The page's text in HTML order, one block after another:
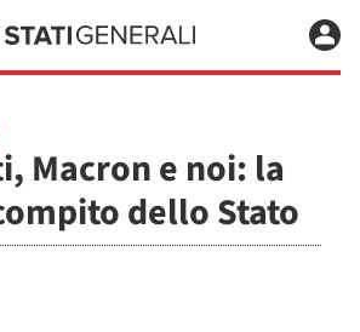
Macron e noi: la
dello Stato